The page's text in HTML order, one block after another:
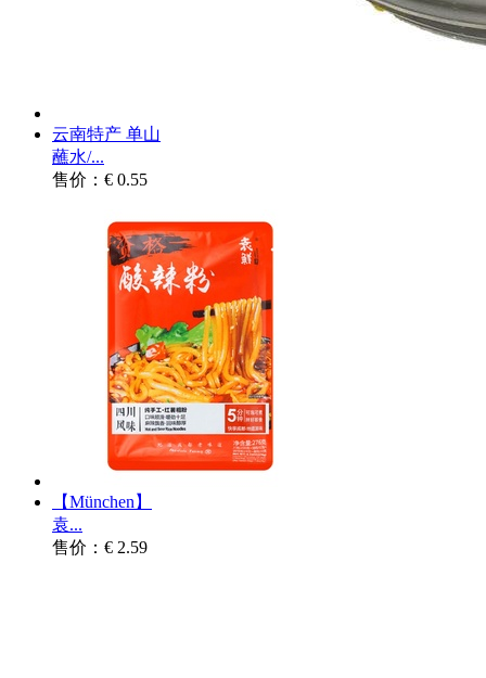
云南特产 单山
蘸水/...
售价：€ 0.55
【München】
袁...
售价：€ 2.59